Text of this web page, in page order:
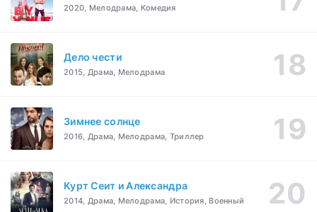
2020, Мелодрама, Комедия
Дело чести
2015, Драма, Мелодрама
Зимнее солнце
2016, Драма, Мелодрама, Триллер
Курт Сеит и Александра
2014, Драма, Мелодрама, История, Военный